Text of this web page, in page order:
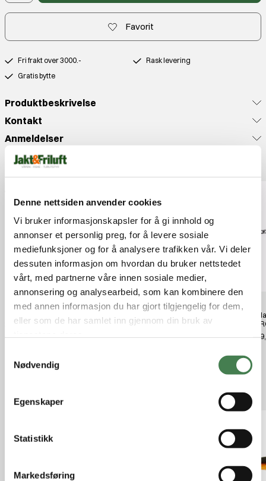
Denne nettsiden anvender cookies
Vi bruker informasjonskapsler for å gi innhold og
annonser et personlig preg, for å levere sosiale
mediefunksjoner og for å analysere trafikken vår. Vi deler
dessuten informasjon om hvordan du bruker nettstedet
vårt, med partnerne våre innen sosiale medier,
annonsering og analysearbeid, som kan kombinere den
med annen informasjon du har gjort tilgjengelig for dem,
eller som de har samlet inn gjennom din bruk av
Nødvendig
Egenskaper
Statistikk
Markedsføring
Favorit
Fri frakt over 3000.-
Rask levering
Gratis bytte
Produktbeskrivelse
Kontakt
Anmeldelser
Populære produkter
2pc 10-30g
kr 439,00
kr 449,00
5cm
kr